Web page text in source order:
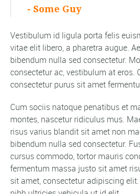
- Some Guy
Vestibulum id ligula porta felis
vitae elit libero, a pharetra augue.
bibendum nulla sed consectetur.
consectetur ac, vestibulum at eros.
consectetur purus sit amet
Cum sociis natoque penatibus et
montes, nascetur ridiculus mus.
risus varius blandit sit amet non
bibendum nulla sed consectetur.
cursus commodo, tortor mauris
fermentum massa justo sit amet
sit amet, consectetur adipiscing